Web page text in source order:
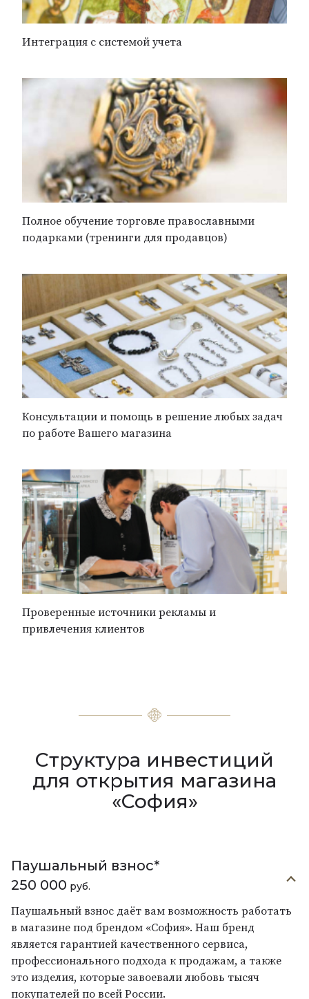
Интеграция с системой учета
Полное обучение торговле православными
подарками (тренинги для продавцов)
Консультации и помощь в решение любых задач
по работе Вашего магазина
Проверенные источники рекламы и
привлечения клиентов
Структура инвестиций
для открытия магазина
«София»
Паушальный взнос*
250 000 руб.
Паушальный взнос даёт вам возможность работать
в магазине под брендом «София». Наш бренд
является гарантией качественного сервиса,
профессионального подхода к продажам, а также
это изделия, которые завоевали любовь тысяч
покупателей по всей России.